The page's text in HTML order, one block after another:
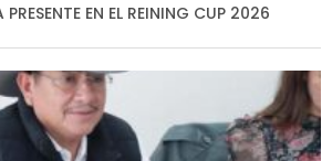
EN EL REINING CUP 2026